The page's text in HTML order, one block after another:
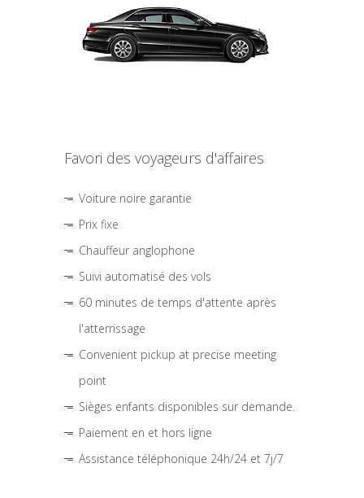
Favori des voyageurs d'affaires
Voiture noire garantie
Prix fixe
Chauffeur anglophone
Suivi automatisé des vols
60 minutes de temps d'attente après
l'atterrissage
Convenient pickup at precise meeting
point
Sièges enfants disponibles sur demande.
Paiement en et hors ligne
Assistance téléphonique 24h/24 et 7j/7